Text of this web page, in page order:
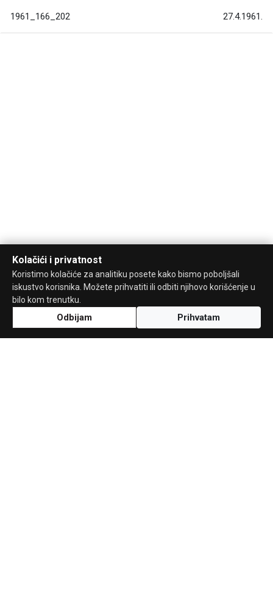
1961_166_202 27.4.1961.
Kolačići i privatnost
Koristimo kolačiće za analitiku posete kako bismo poboljšali
iskustvo korisnika. Možete prihvatiti ili odbiti njihovo korišćenje u
bilo kom trenutku.
Odbijam Prihvatam